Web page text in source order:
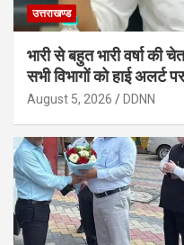
उत्तराखण्ड
भारी से बहुत भारी वर्षा की
सभी विभागों को हाई अलर्ट
August 5, 2026 DDNN